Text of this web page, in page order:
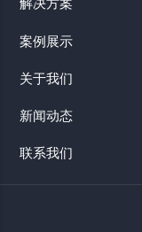
解决方案
案例展示
关于我们
新闻动态
联系我们